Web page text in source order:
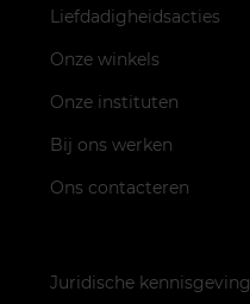
Liefdadigheidsacties
Onze winkels
Onze instituten
Bij ons werken
Ons contacteren
Juridische kennisgeving